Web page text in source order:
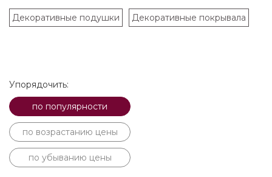
Декоративные подушки Декоративные покрывала
Упорядочить:
по популярности
по возрастанию цены
по убыванию цены